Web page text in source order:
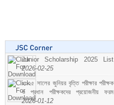
Junior Scholarship 2025 List
2026-02-25
২০২৫ সালের জুনিয়র বৃত্তি পরীক্ষার পরীক্ষক
ও প্রধান পরীক্ষকদের প্রয়োজনীয় ফরম
2026-01-12